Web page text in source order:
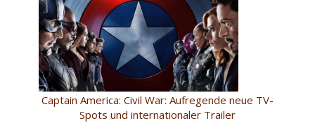
Captain America: Civil War: Aufregende neue TV-
Spots und internationaler Trailer